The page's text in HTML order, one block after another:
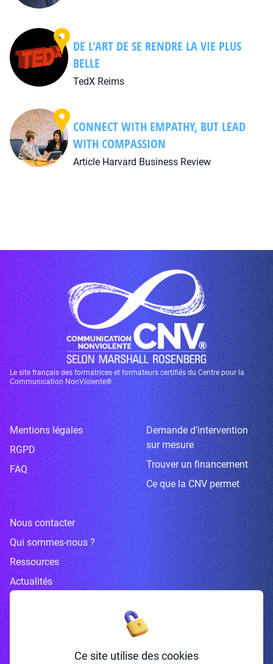
DE L'ART DE SE RENDRE LA VIE PLUS
BELLE
TedX Reims
CONNECT WITH EMPATHY, BUT LEAD
WITH COMPASSION
Article Harvard Business Review
Le site français des formatrices et formateurs certifiés du Centre pour la
Communication NonViolente®
Mentions légales
RGPD
FAQ
Demande d’intervention
sur mesure
Trouver un financement
Ce que la CNV permet
Nous contacter
Qui sommes-nous ?
Ressources
Actualités
Inscrivez-vous à la newsletter
Ce site utilise des cookies